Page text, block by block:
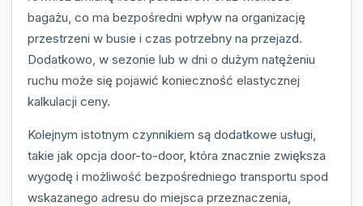
bagażu, co ma bezpośredni wpływ na organizację
przestrzeni w busie i czas potrzebny na przejazd.
Dodatkowo, w sezonie lub w dni o dużym natężeniu
ruchu może się pojawić konieczność elastycznej
kalkulacji ceny.
Kolejnym istotnym czynnikiem są dodatkowe usługi,
takie jak opcja door-to-door, która znacznie zwiększa
wygodę i możliwość bezpośredniego transportu spod
wskazanego adresu do miejsca przeznaczenia,